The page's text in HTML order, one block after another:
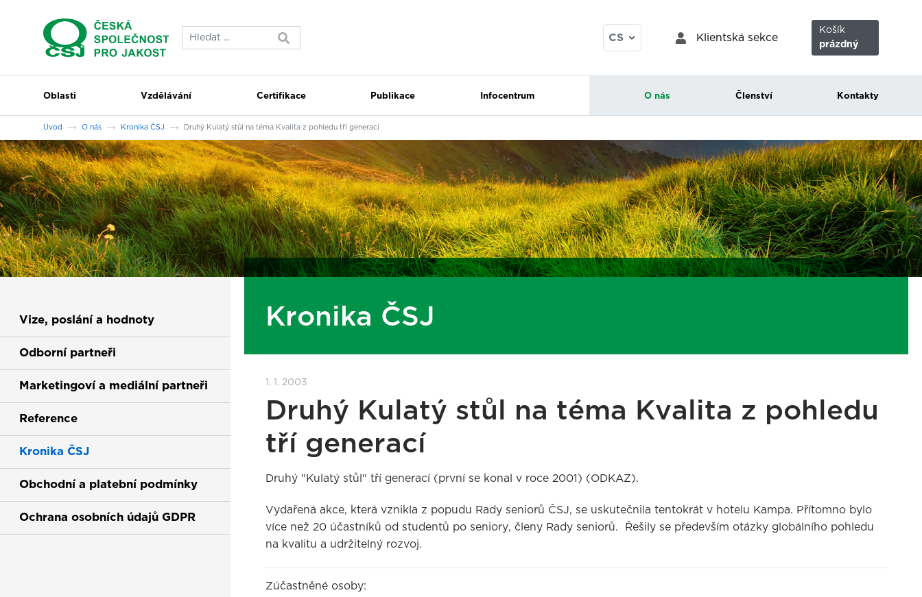
Klientská sekce
Košík
prázdný
CS
Oblasti Vzdělávání Certifikace Publikace Infocentrum O nás Členství Kontakty
Jsi tady:
Úvod O nás Kronika ČSJ Druhý Kulatý stůl na téma Kvalita z pohledu tří generací
Kronika ČSJ
1. 1. 2003
Druhý Kulatý stůl na téma Kvalita z pohledu
tří generací
Druhý "Kulatý stůl" tří generací (první se konal v roce 2001) (ODKAZ).
Vydařená akce, která vznikla z popudu Rady seniorů ČSJ, se uskutečnila tentokrát v hotelu Kampa. Přítomno bylo
více než 20 účastníků od studentů po seniory, členy Rady seniorů. Řešily se především otázky globálního pohledu
na kvalitu a udržitelný rozvoj.
Zúčastněné osoby:
Vize, poslání a hodnoty
Odborní partneři
Marketingoví a mediální partneři
Reference
Kronika ČSJ
Obchodní a platební podmínky
Ochrana osobních údajů GDPR